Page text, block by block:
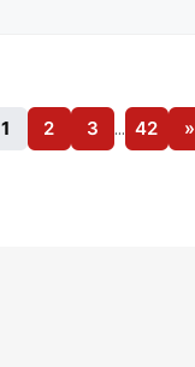
1 2 3 … 42 »